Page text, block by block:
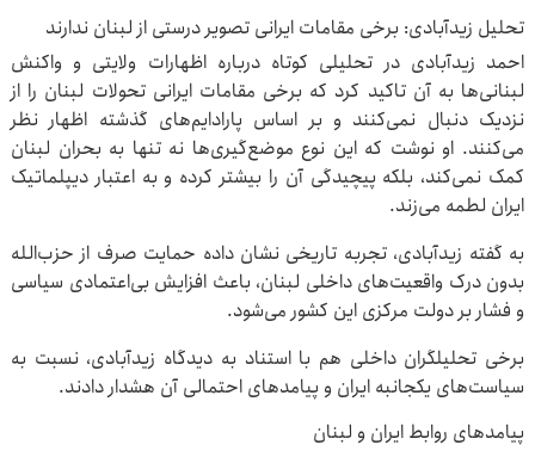
تحلیل زیدآبادی: برخی مقامات ایرانی تصویر درستی از لبنان ندارند
احمد زیدآبادی در تحلیلی کوتاه درباره اظهارات ولایتی و واکنش
لبنانی‌ها به آن تاکید کرد که برخی مقامات ایرانی تحولات لبنان را از
نزدیک دنبال نمی‌کنند و بر اساس پارادایم‌های گذشته اظهار نظر
می‌کنند. او نوشت که این نوع موضع‌گیری‌ها نه تنها به بحران لبنان
کمک نمی‌کند، بلکه پیچیدگی آن را بیشتر کرده و به اعتبار دیپلماتیک
ایران لطمه می‌زند.
به گفته زیدآبادی، تجربه تاریخی نشان داده حمایت صرف از حزب‌الله
بدون درک واقعیت‌های داخلی لبنان، باعث افزایش بی‌اعتمادی سیاسی
و فشار بر دولت مرکزی این کشور می‌شود.
برخی تحلیلگران داخلی هم با استناد به دیدگاه زیدآبادی، نسبت به
سیاست‌های یکجانبه ایران و پیامدهای احتمالی آن هشدار دادند.
پیامدهای روابط ایران و لبنان